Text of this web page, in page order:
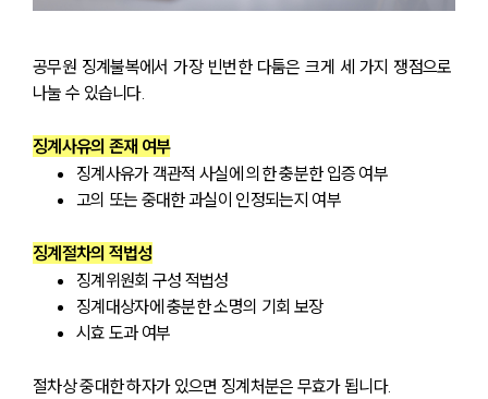
공무원 징계불복에서 가장 빈번한 다툼은 크게 세 가지 쟁점으로
나눌 수 있습니다.
징계사유의 존재 여부
징계사유가 객관적 사실에 의한 충분한 입증 여부
고의 또는 중대한 과실이 인정되는지 여부
징계절차의 적법성
징계위원회 구성 적법성
징계대상자에 충분한 소명의 기회 보장
시효 도과 여부
절차상 중대한 하자가 있으면 징계처분은 무효가 됩니다.